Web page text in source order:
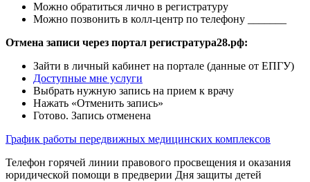
Можно обратиться лично в регистратуру
Можно позвонить в колл-центр по телефону _______
Отмена записи через портал регистратура28.рф:
Зайти в личный кабинет на портале (данные от ЕПГУ)
Доступные мне услуги
Выбрать нужную запись на прием к врачу
Нажать «Отменить запись»
Готово. Запись отменена
График работы передвижных медицинских комплексов
Телефон горячей линии правового просвещения и оказания
юридической помощи в предверии Дня защиты детей